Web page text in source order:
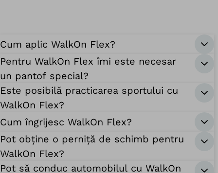
Cum aplic WalkOn Flex?
Pentru WalkOn Flex îmi este necesar
un pantof special?
Este posibilă practicarea sportului cu
WalkOn Flex?
Cum îngrijesc WalkOn Flex?
Pot obține o perniță de schimb pentru
WalkOn Flex?
Pot să conduc automobilul cu WalkOn